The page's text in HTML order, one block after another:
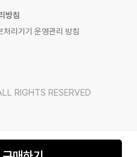
방침
처리기기 운영관리 방침
RIGHTS RESERVED